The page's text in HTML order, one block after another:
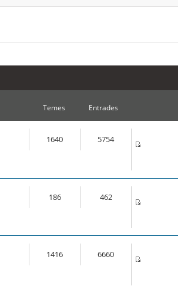
Temes Entrades
1640 5754
186 462
1416 6660